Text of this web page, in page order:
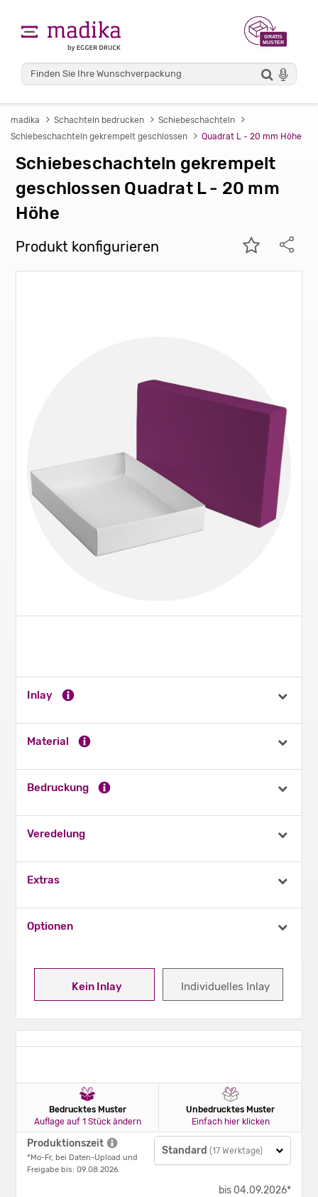
madika Schachteln bedrucken
Schiebeschachteln
Schiebeschachteln gekrempelt geschlossen
Quadrat L - 20 mm Höhe
Schiebeschachteln gekrempelt
geschlossen Quadrat L - 20 mm
Höhe
Produkt konfigurieren
Kein Inlay Individuelles Inlay
Inlay
Material
Bedruckung
Veredelung
Extras
Optionen
Bedrucktes Muster
Auflage auf 1 Stück ändern
Unbedrucktes Muster
Einfach hier klicken
Produktionszeit
*Mo-Fr, bei Daten-Upload und
Freigabe bis: 09.08.2026
Standard (17 Werktage)
bis 04.09.2026*